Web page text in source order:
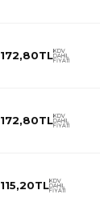
172,80TLKDV
DAHİL
FİYATI
172,80TLKDV
DAHİL
FİYATI
115,20TLKDV
DAHİL
FİYATI